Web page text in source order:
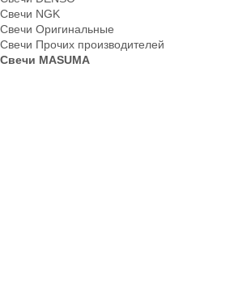
Свечи NGK
Свечи Оригинальные
Свечи Прочих производителей
Свечи MASUMA